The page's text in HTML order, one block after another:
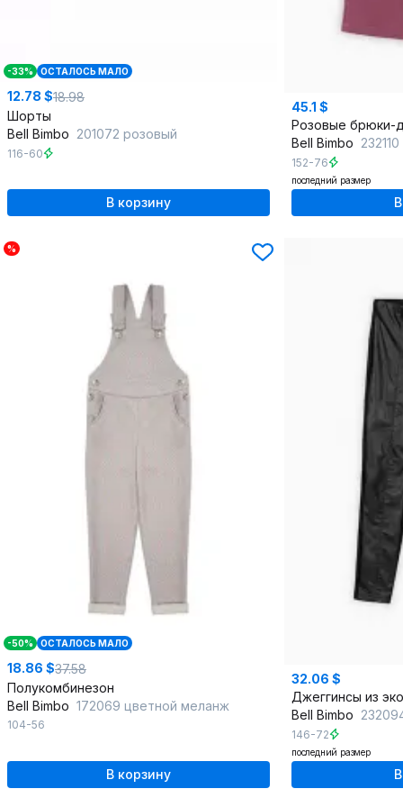
-33% ОСТАЛОСЬ МАЛО
12.78 $18.98
Шорты
Bell Bimbo 201072 розовый
116-60
В корзину
45.1 $
Bell Bimbo
152-76
последний размер
%
-50% ОСТАЛОСЬ МАЛО
18.86 $37.58
Полукомбинезон
Bell Bimbo 172069 цветной меланж
104-56
В корзину
32.06 $
Bell Bimbo
146-72
последний размер